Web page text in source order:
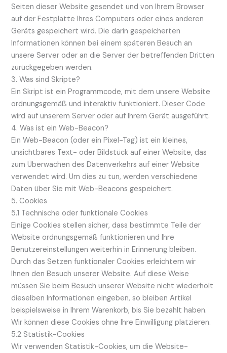
Seiten dieser Website gesendet und von Ihrem Browser
auf der Festplatte Ihres Computers oder eines anderen
Geräts gespeichert wird. Die darin gespeicherten
Informationen können bei einem späteren Besuch an
unsere Server oder an die Server der betreffenden Dritten
zurückgegeben werden.
3. Was sind Skripte?
Ein Skript ist ein Programmcode, mit dem unsere Website
ordnungsgemäß und interaktiv funktioniert. Dieser Code
wird auf unserem Server oder auf Ihrem Gerät ausgeführt.
4. Was ist ein Web-Beacon?
Ein Web-Beacon (oder ein Pixel-Tag) ist ein kleines,
unsichtbares Text- oder Bildstück auf einer Website, das
zum Überwachen des Datenverkehrs auf einer Website
verwendet wird. Um dies zu tun, werden verschiedene
Daten über Sie mit Web-Beacons gespeichert.
5. Cookies
5.1 Technische oder funktionale Cookies
Einige Cookies stellen sicher, dass bestimmte Teile der
Website ordnungsgemäß funktionieren und Ihre
Benutzereinstellungen weiterhin in Erinnerung bleiben.
Durch das Setzen funktionaler Cookies erleichtern wir
Ihnen den Besuch unserer Website. Auf diese Weise
müssen Sie beim Besuch unserer Website nicht wiederholt
dieselben Informationen eingeben, so bleiben Artikel
beispielsweise in Ihrem Warenkorb, bis Sie bezahlt haben.
Wir können diese Cookies ohne Ihre Einwilligung platzieren.
5.2 Statistik-Cookies
Wir verwenden Statistik-Cookies, um die Website-